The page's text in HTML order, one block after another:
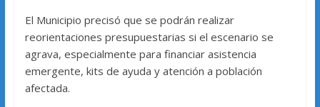
El Municipio precisó que se podrán realizar
reorientaciones presupuestarias si el escenario se
agrava, especialmente para financiar asistencia
emergente, kits de ayuda y atención a población
afectada.